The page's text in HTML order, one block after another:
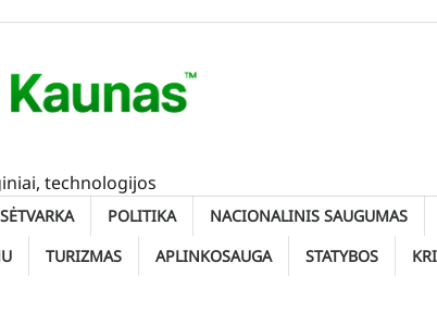
technologijos
POLITIKA NACIONALINIS SAUGUMAS
TURIZMAS APLINKOSAUGA STATYBOS